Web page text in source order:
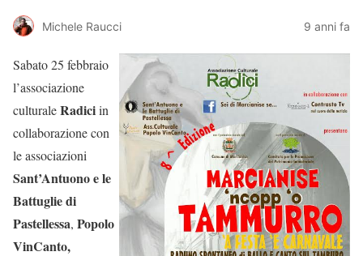
Michele Raucci 9 anni fa
Sabato 25 febbraio
l’associazione
culturaleRadiciin
collaborazione con
le associazioni
Sant’Antuono e le
Battuglie di
Pastellessa, Popolo
VinCanto,